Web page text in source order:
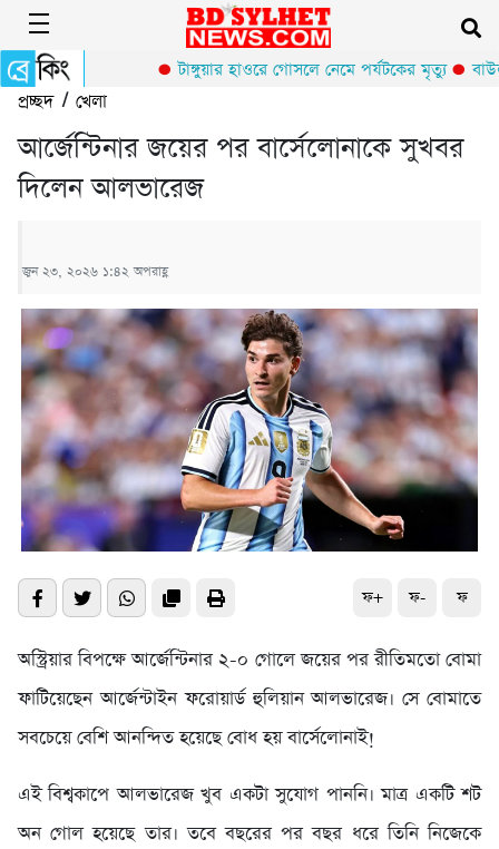
টাঙ্গুয়ার হাওরে গোসলে নেমে পর্যটকের মৃত্যু
প্রচ্ছদ/ খেলা
আর্জেন্টিনার জয়ের পর বার্সেলোনাকে সুখবর
দিলেন আলভারেজ
জুন ২৩, ২০২৬ ১:৪২ অপরাহ্ণ
ফ+ ফ- ফ
অস্ট্রিয়ার বিপক্ষে আর্জেন্টিনার ২-০ গোলে জয়ের পর রীতিমতো বোমা
ফাটিয়েছেন আর্জেন্টাইন ফরোয়ার্ড হুলিয়ান আলভারেজ। সে বোমাতে
সবচেয়ে বেশি আনন্দিত হয়েছে বোধ হয় বার্সেলোনাই!
এই বিশ্বকাপে আলভারেজ খুব একটা সুযোগ পাননি। মাত্র একটি শট
অন গোল হয়েছে তার। তবে বছরের পর বছর ধরে তিনি নিজেকে